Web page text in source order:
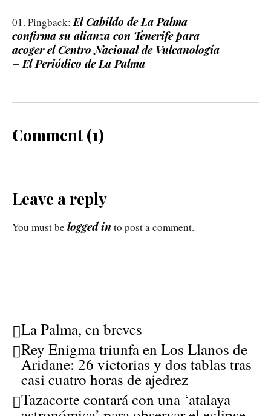
Pingback: El Cabildo de La Palma
confirma su alianza con Tenerife para
acoger el Centro Nacional de Vulcanología
– El Periódico de La Palma
Comment (1)
Leave a reply
You must be logged in to post a comment.
La Palma, en breves
Rey Enigma triunfa en Los Llanos de
Aridane: 26 victorias y dos tablas tras
casi cuatro horas de ajedrez
Tazacorte contará con una ‘atalaya